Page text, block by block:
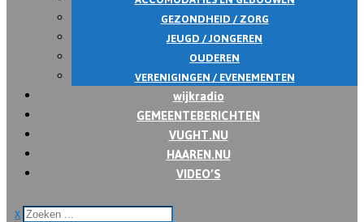
GEZONDHEID / ZORG
JEUGD / JONGEREN
OUDEREN
VERENIGINGEN / EVENEMENTEN
wijkradio
GEMEENTEBERICHTEN
VUGHT.NU
HAAREN.NU
VIDEO’S
x